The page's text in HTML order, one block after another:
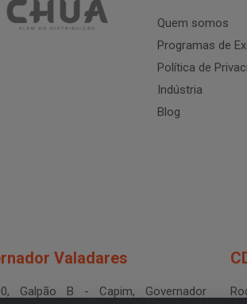
Quem somos
Programas de
Política de
Indústria
Blog
Valadares
Galpão B - Capim, Governador